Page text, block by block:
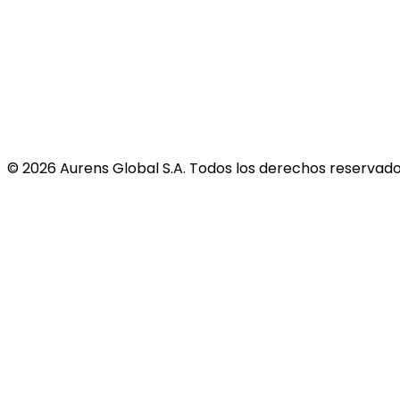
©2026Aurens Global S.A. Todos los derechos